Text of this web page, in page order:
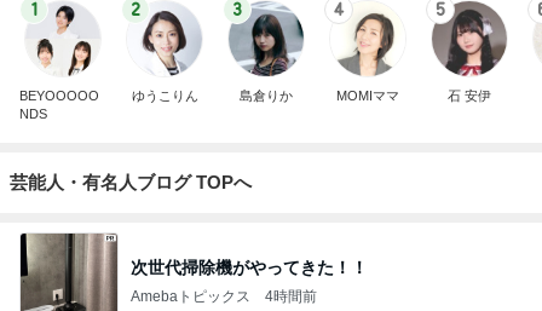
1
BEYOOOOO
NDS
2
ゆうこりん
3
島倉りか
4
MOMIママ
5
石 安伊
芸能人・有名人ブログ TOPへ
次世代掃除機がやってきた！！
Amebaトピックス 4時間前